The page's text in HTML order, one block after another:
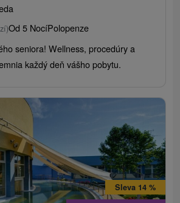
Od 5 NocíPolopenze
seniora! Wellness, procedúry a
každý deň vášho pobytu.
Sleva 14 %